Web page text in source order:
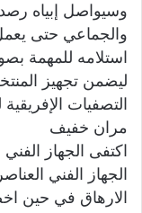
وسيواصل إبياه
والجماعي حتى
استلامه للمهمة
ليضمن تجهيز
التصفيات الإفريقية
مران خفيف
اكتفى الجهاز
الجهاز الفني
الارهاق في حين